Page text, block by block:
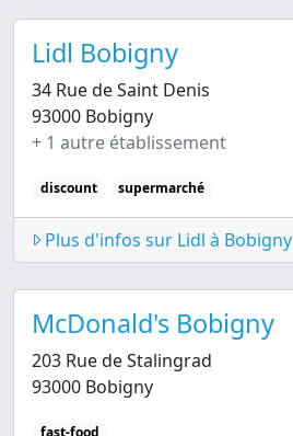
Lidl Bobigny
34 Rue de Saint Denis
93000 Bobigny
+ 1 autre établissement
discount supermarché
Plus d'infos sur Lidl à Bobigny
McDonald's Bobigny
203 Rue de Stalingrad
93000 Bobigny
fast-food